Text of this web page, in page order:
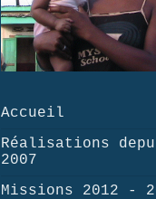
Accueil
Réalisations
2007
Missions 2012 -